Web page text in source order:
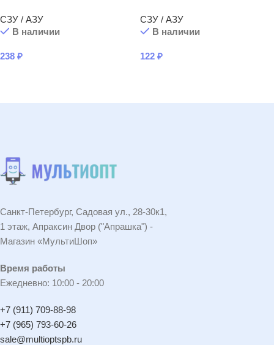
СЗУ / АЗУ
В наличии
238 ₽
СЗУ / АЗУ
В наличии
122 ₽
Санкт-Петербург, Садовая ул., 28-30к1,
1 этаж, Апраксин Двор ("Апрашка") -
Магазин «МультиШоп»
Время работы
Ежедневно: 10:00 - 20:00
+7 (911) 709-88-98
+7 (965) 793-60-26
sale@multioptspb.ru